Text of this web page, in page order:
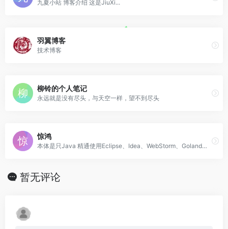
九夏小站 博客介绍 这是JiuXi...
羽翼博客
技术博客
柳铃的个人笔记
永远就是没有尽头，与天空一样，望不到尽头
惊鸿
本体是只Java 精通使用Eclipse、Idea、WebStorm、Goland等工具创建Hello World项目
暂无评论